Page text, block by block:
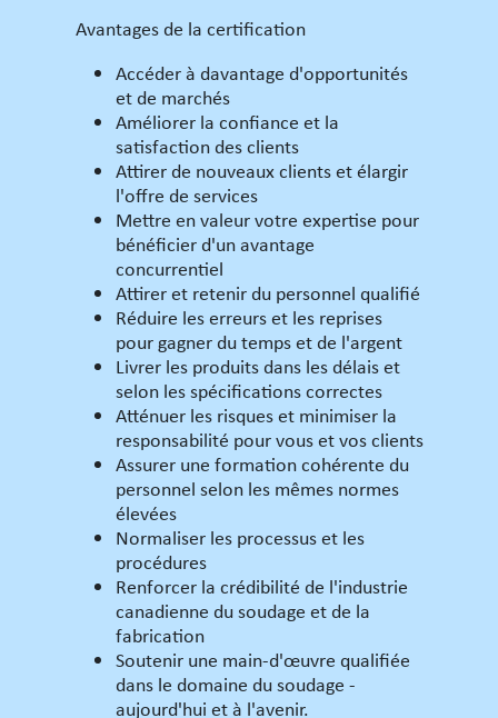
Avantages de la certification
Accéder à davantage d'opportunités
et de marchés
Améliorer la confiance et la
satisfaction des clients
Attirer de nouveaux clients et élargir
l'offre de services
Mettre en valeur votre expertise pour
bénéficier d'un avantage
concurrentiel
Attirer et retenir du personnel qualifié
Réduire les erreurs et les reprises
pour gagner du temps et de l'argent
Livrer les produits dans les délais et
selon les spécifications correctes
Atténuer les risques et minimiser la
responsabilité pour vous et vos clients
Assurer une formation cohérente du
personnel selon les mêmes normes
élevées
Normaliser les processus et les
procédures
Renforcer la crédibilité de l'industrie
canadienne du soudage et de la
fabrication
Soutenir une main-d'œuvre qualifiée
dans le domaine du soudage -
aujourd'hui et à l'avenir.